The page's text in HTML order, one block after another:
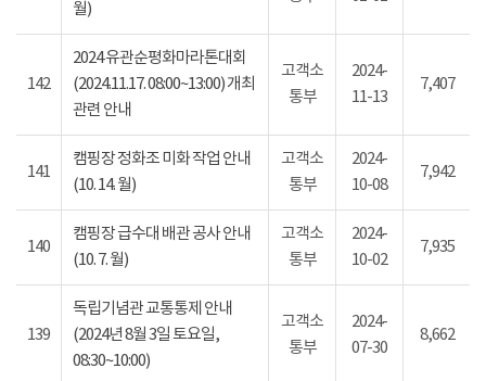
월)
142
2024 유관순평화마라톤대회
(2024.11.17. 08:00~13:00) 개최
관련 안내
고객소
통부
2024-
11-13
7,407
141
캠핑장 정화조 미화 작업 안내
(10. 14. 월)
고객소
통부
2024-
10-08
7,942
140
캠핑장 급수대 배관 공사 안내
(10. 7. 월)
고객소
통부
2024-
10-02
7,935
139
독립기념관 교통통제 안내
(2024년 8월 3일 토요일,
08:30~10:00)
고객소
통부
2024-
07-30
8,662